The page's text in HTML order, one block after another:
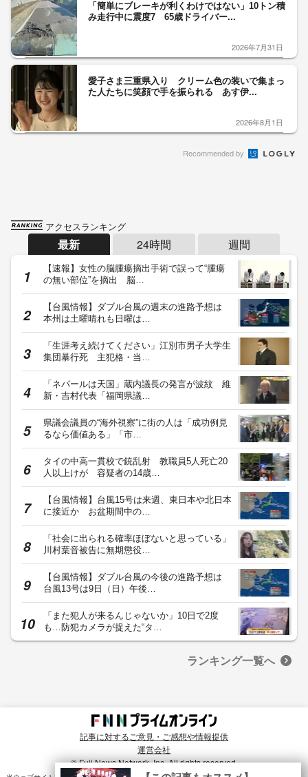
「簡単にブレーキが利くわけではない」10トン積
み走行中に震度7 65歳ドライバー...
2026年7月31日
愛子さま三重県入り クリーム色の装いで集まっ
た人たちに笑顔で手を振られる あす伊...
2026年8月1日
Recommended by
アクセスランキング
最新 24時間 週間
【速報】女性の脳腫瘍摘出手術で誤って“腫瘍
の無い部位”を摘出 脳…
【台風情報】ダブル台風の週末の進路予想は
本州は土曜晴れも日曜は…
「生涯考え続けてください」江別市男子大学生
集団暴行死 主犯格・当…
「ネパールは天国」蔵内議長の発言が波紋 維
新・吉村代表「福岡県議…
県議会議員の“海外視察”に街の人は「成功例見
るなら価値ある」「市…
タイの中高一貫校で銃乱射 教職員5人死亡20
人以上けが 容疑者の14歳…
【台風情報】台風15号は来週、東日本や北日本
に接近か お盆期間中の…
「社会に出られる確率ほぼないと思っている」
川村葉音被告に無期懲役…
【台風情報】ダブル台風の今後の進路予想は
台風13号は9日（日）午後…
「また犯人が来るんじゃないか」10日で2度
も…防犯カメラが捉えた“タ…
ランキング一覧へ
記事に対するご意見・ご感想や情報提供
運営会社
© Fuji News Network, Inc. All rights reserved.